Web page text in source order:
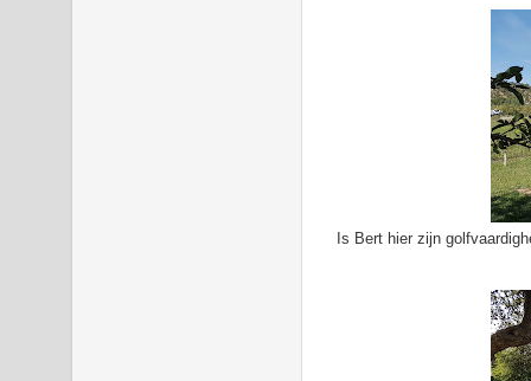
Is Bert hier zijn